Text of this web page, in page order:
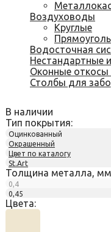
Воздуховоды
Круглые
Водосточная
Нестандартные
Оконные откосы
Столбы для
В наличии
Тип покрытия:
Оцинкованный
Окрашенный
Цвет по каталогу
St.Art
Толщина металла,
0,4
0,45
Цвета: